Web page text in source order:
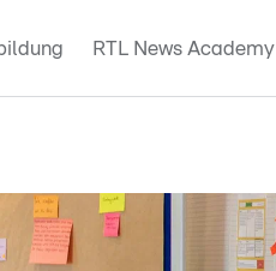
RTL News Academy